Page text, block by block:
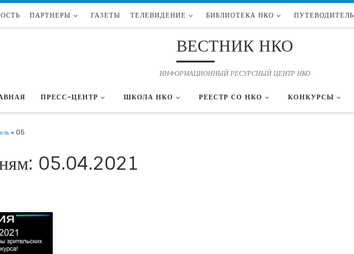
ПАРТНЕРЫ ГАЗЕТЫ ТЕЛЕВИДЕНИЕ БИБЛИОТЕКА НКО ПУТЕВОДИТЕЛЬ
ВЕСТНИК НКО
ИНФОРМАЦИОННЫЙ РЕСУРСНЫЙ ЦЕНТР НКО
ПРЕСС-ЦЕНТР ШКОЛА НКО РЕЕСТР СО НКО КОНКУРСЫ
» 05
05.04.2021
все
места